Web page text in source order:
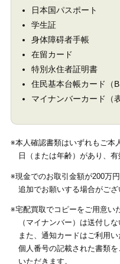
日本国パスポート
学生証
身体障碍者手帳
在留カード
特別永住者証明書
住民基本台帳カード（B
マイナンバーカード（
※本人確認書類はいずれもご本
日（または年齢）があり、
※現金でのお取引金額が200万
追加でお願いする場合がござ
※宅配買取でコピーをご用意い
（マイナンバー）は送付しな
また、通知カードはご利用い
個人番号の記載された書類
いただきます。